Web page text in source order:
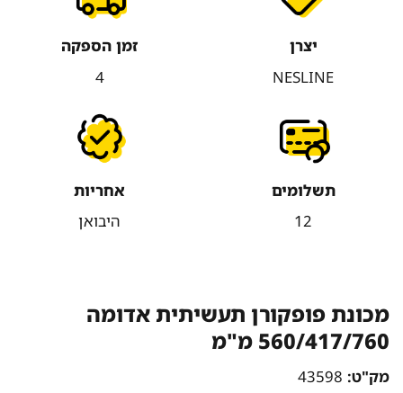
יצרן
NESLINE
זמן הספקה
4
תשלומים
12
אחריות
היבואן
מכונת פופקורן תעשיתית אדומה
560/417/760 מ"מ
מק"ט:43598